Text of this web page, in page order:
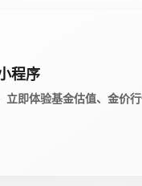
程序
立即体验基金估值、金价